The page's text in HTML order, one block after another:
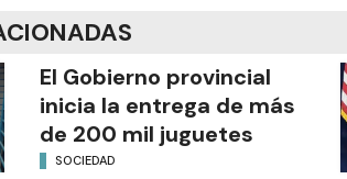
El Gobierno provincial
inicia la entrega de más
de 200 mil juguetes
SOCIEDAD